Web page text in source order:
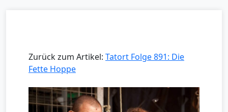
Zurück zum Artikel: Tatort Folge 891: Die
Fette Hoppe